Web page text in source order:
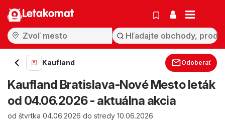
Letakomat
Kaufland Odoberať
Kaufland Bratislava-Nové Mesto leták
od 04.06.2026 - aktuálna akcia
od štvrtka 04.06.2026 do stredy 10.06.2026